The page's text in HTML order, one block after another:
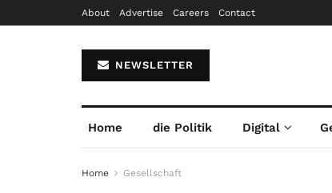
About Advertise Careers Contact
NEWSLETTER
Home die Politik Digital
Home Gesellschaft